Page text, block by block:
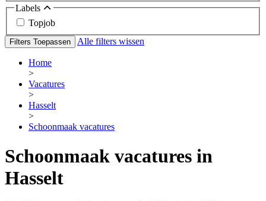
Labels
Topjob
Filters Toepassen Alle filters wissen
Home
>
Vacatures
>
Hasselt
>
Schoonmaak vacatures
Schoonmaak vacatures in
Hasselt